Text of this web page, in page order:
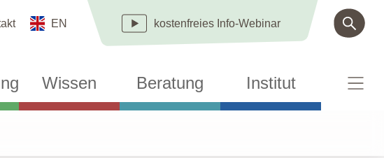
EN kostenfreies Info-Webinar
Wissen Beratung Institut